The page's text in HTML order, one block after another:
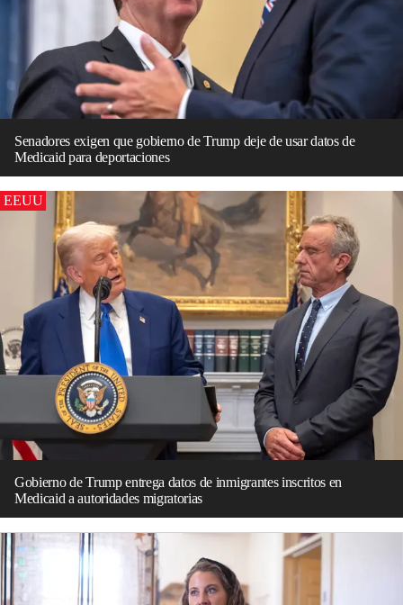
Senadores exigen que gobierno de Trump deje de usar datos de
Medicaid para deportaciones
EEUU
Gobierno de Trump entrega datos de inmigrantes inscritos en
Medicaid a autoridades migratorias